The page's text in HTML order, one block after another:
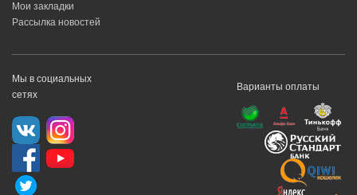
Мои закладки
Рассылка новостей
Мы в социальных
сетях
Варианты оплаты